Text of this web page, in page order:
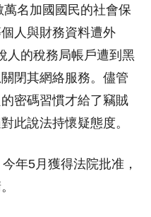
名加國國民的社會保
人與財務資料遭外
人的稅務局帳戶遭到黑
閉其網絡服務。儘管
密碼習慣才給了竊賊
此說法持懷疑態度。
年5月獲得法院批准，